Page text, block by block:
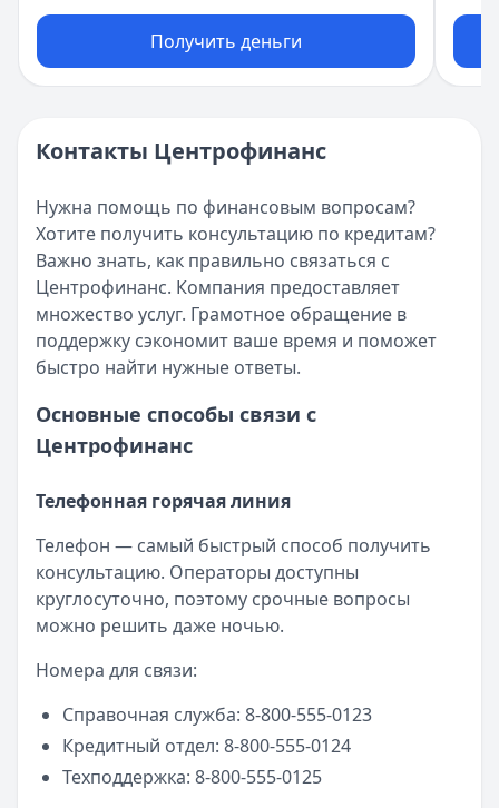
Получить деньги
Контакты Центрофинанс
Нужна помощь по финансовым вопросам?
Хотите получить консультацию по кредитам?
Важно знать, как правильно связаться с
Центрофинанс. Компания предоставляет
множество услуг. Грамотное обращение в
поддержку сэкономит ваше время и поможет
быстро найти нужные ответы.
Основные способы связи с
Центрофинанс
Телефонная горячая линия
Телефон — самый быстрый способ получить
консультацию. Операторы доступны
круглосуточно, поэтому срочные вопросы
можно решить даже ночью.
Номера для связи:
Справочная служба: 8-800-555-0123
Кредитный отдел: 8-800-555-0124
Техподдержка: 8-800-555-0125